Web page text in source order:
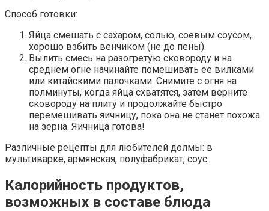
Способ готовки:
Яйца смешать с сахаром, солью, соевым соусом,
хорошо взбить венчиком (не до пены).
Вылить смесь на разогретую сковороду и на
среднем огне начинайте помешивать ее вилками
или китайскими палочками. Снимите с огня на
полминуты, когда яйца схватятся, затем верните
сковороду на плиту и продолжайте быстро
перемешивать яичницу, пока она не станет похожа
на зерна. Яичница готова!
Различные рецепты для любителей долмы: в
мультиварке, армянская, полуфабрикат, соус.
Калорийность продуктов,
возможных в составе блюда